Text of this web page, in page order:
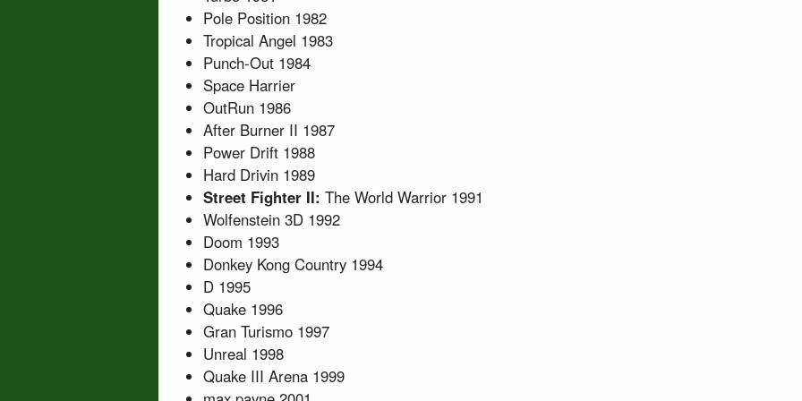
Pole Position 1982
Tropical Angel 1983
Punch-Out 1984
Space Harrier
OutRun 1986
After Burner II 1987
Power Drift 1988
Hard Drivin 1989
Street Fighter II: The World Warrior 1991
Wolfenstein 3D 1992
Doom 1993
Donkey Kong Country 1994
D 1995
Quake 1996
Gran Turismo 1997
Unreal 1998
Quake III Arena 1999